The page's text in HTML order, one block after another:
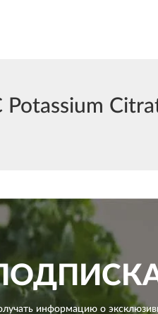
информацию о